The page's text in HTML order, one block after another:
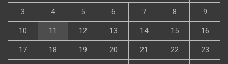
3 4 5 6 7 8 9
10 11 12 13 14 15 16
17 18 19 20 21 22 23